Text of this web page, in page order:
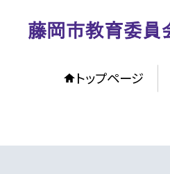
トップページ